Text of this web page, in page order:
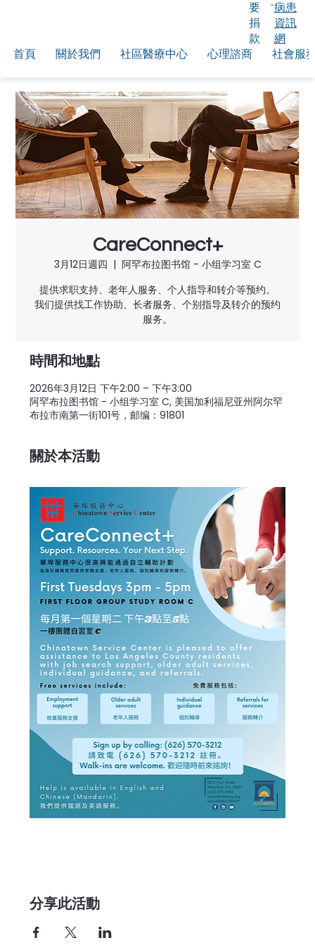
首頁 關於我們 社區醫療中心 心理諮商 社會服
要
捐
款
病患
資訊
網
CareConnect+
3月12日週四
  |
阿罕布拉图书馆 - 小组学习室 C
提供求职支持、老年人服务、个人指导和转介等预约。
我们提供找工作协助、长者服务、个别指导及转介的预约
服务。
時間和地點
2026年3月12日 下午2:00 – 下午3:00
阿罕布拉图书馆 - 小组学习室 C, 美国加利福尼亚州阿尔罕
布拉市南第一街101号，邮编：91801
關於本活動
分享此活動